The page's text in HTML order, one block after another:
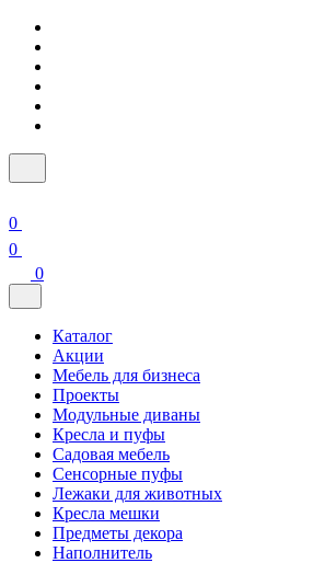
0
0
0
Каталог
Акции
Мебель для бизнеса
Проекты
Модульные диваны
Кресла и пуфы
Садовая мебель
Сенсорные пуфы
Лежаки для животных
Кресла мешки
Предметы декора
Наполнитель